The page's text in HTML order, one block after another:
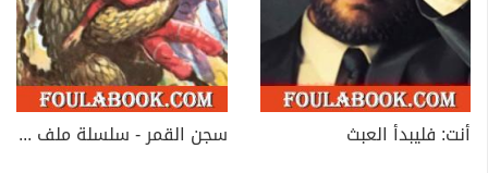
أنت: فليبدأ العبث
سجن القمر - سلسلة ملف المستقبل